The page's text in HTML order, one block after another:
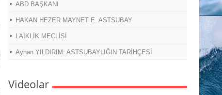
ABD BAŞKANI
HAKAN HEZER MAYNET E. ASTSUBAY
LAİKLİK MECLİSİ
Ayhan YILDIRIM: ASTSUBAYLIĞIN TARİHÇESİ
Videolar